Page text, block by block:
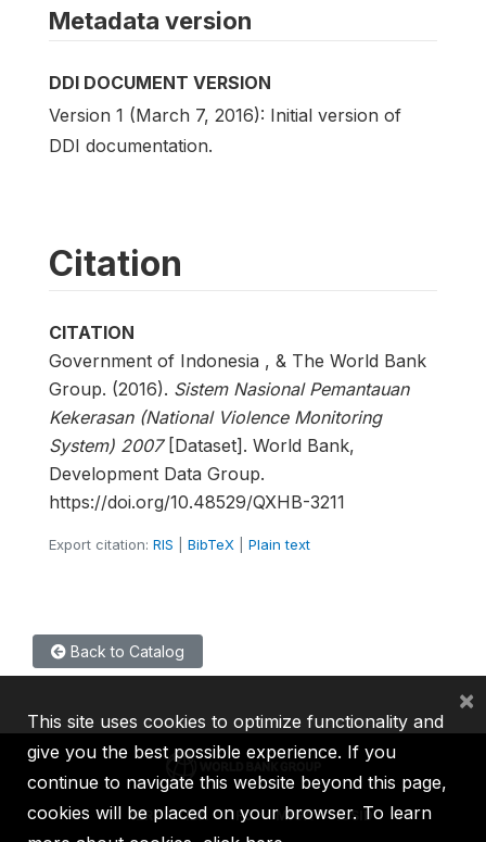
Metadata version
DDI DOCUMENT VERSION
Version 1 (March 7, 2016): Initial version of
DDI documentation.
Citation
CITATION
Government of Indonesia , & The World Bank
Group. (2016). Sistem Nasional Pemantauan
Kekerasan (National Violence Monitoring
System) 2007[Dataset]. World Bank,
Development Data Group.
https://doi.org/10.48529/QXHB-3211
Export citation: RIS BibTeX Plain text
Back to Catalog
IBRD IDA IFC MIGA ICSID
This site uses cookies to optimize functionality and
give you the best possible experience. If you
continue to navigate this website beyond this page,
cookies will be placed on your browser. To learn
×